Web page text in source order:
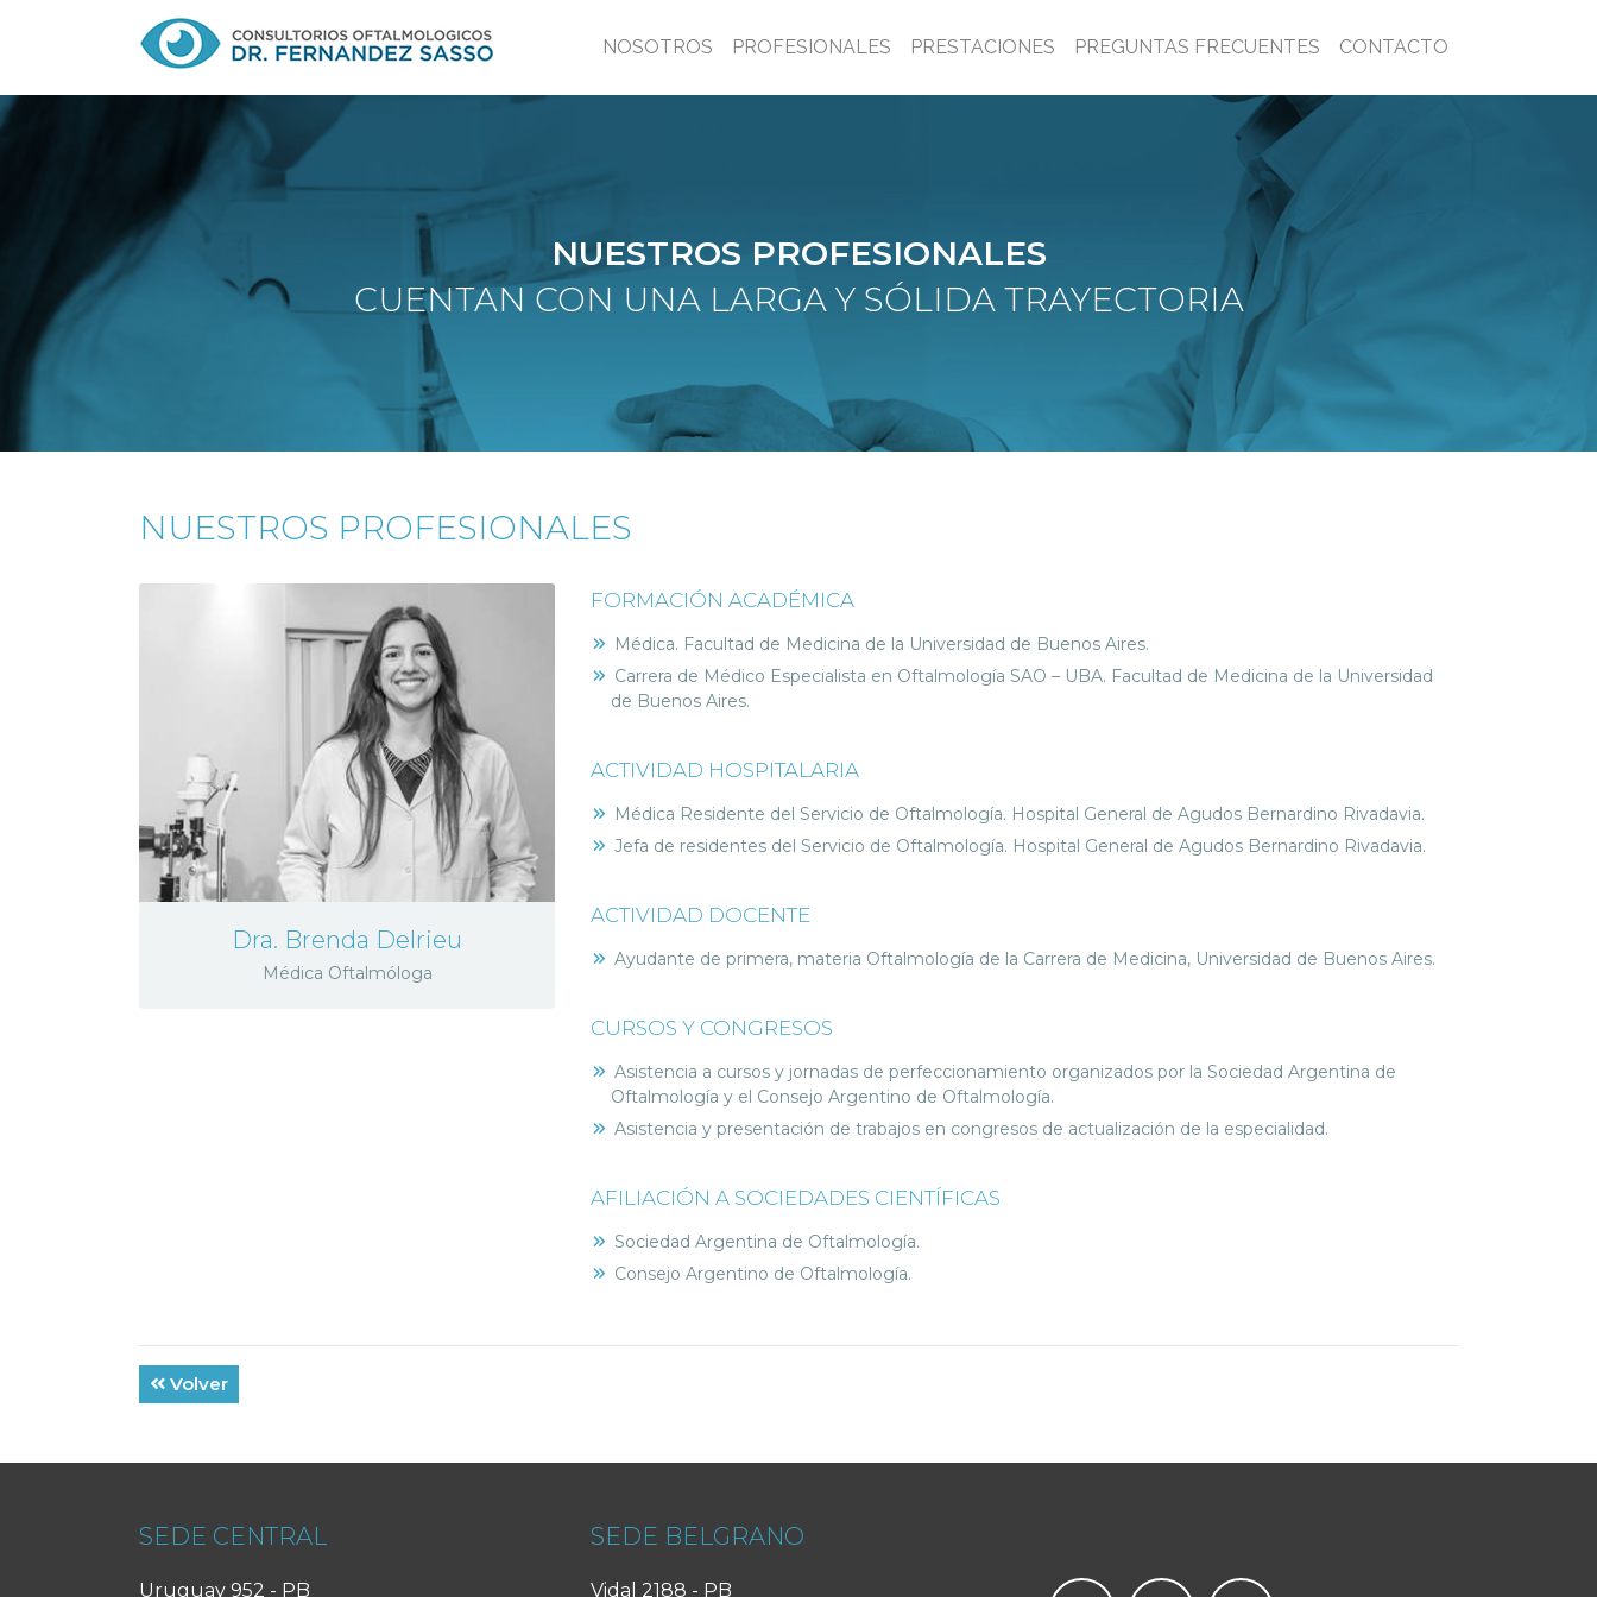
NOSOTROS PROFESIONALES PRESTACIONES PREGUNTAS FRECUENTES CONTACTO
NUESTROS PROFESIONALES
CUENTAN CON UNA LARGA Y SÓLIDA TRAYECTORIA
NUESTROS PROFESIONALES
Dra. Brenda Delrieu
Médica Oftalmóloga
FORMACIÓN ACADÉMICA
Médica. Facultad de Medicina de la Universidad de Buenos Aires.
Carrera de Médico Especialista en Oftalmología SAO – UBA. Facultad de Medicina de la Universidad
de Buenos Aires.
ACTIVIDAD HOSPITALARIA
Médica Residente del Servicio de Oftalmología. Hospital General de Agudos Bernardino Rivadavia.
Jefa de residentes del Servicio de Oftalmología. Hospital General de Agudos Bernardino Rivadavia.
ACTIVIDAD DOCENTE
Ayudante de primera, materia Oftalmología de la Carrera de Medicina, Universidad de Buenos Aires.
CURSOS Y CONGRESOS
Asistencia a cursos y jornadas de perfeccionamiento organizados por la Sociedad Argentina de
Oftalmología y el Consejo Argentino de Oftalmología.
Asistencia y presentación de trabajos en congresos de actualización de la especialidad.
AFILIACIÓN A SOCIEDADES CIENTÍFICAS
Sociedad Argentina de Oftalmología.
Consejo Argentino de Oftalmología.
Volver
SEDE CENTRAL
Uruguay 952 - PB
SEDE BELGRANO
Vidal 2188 - PB